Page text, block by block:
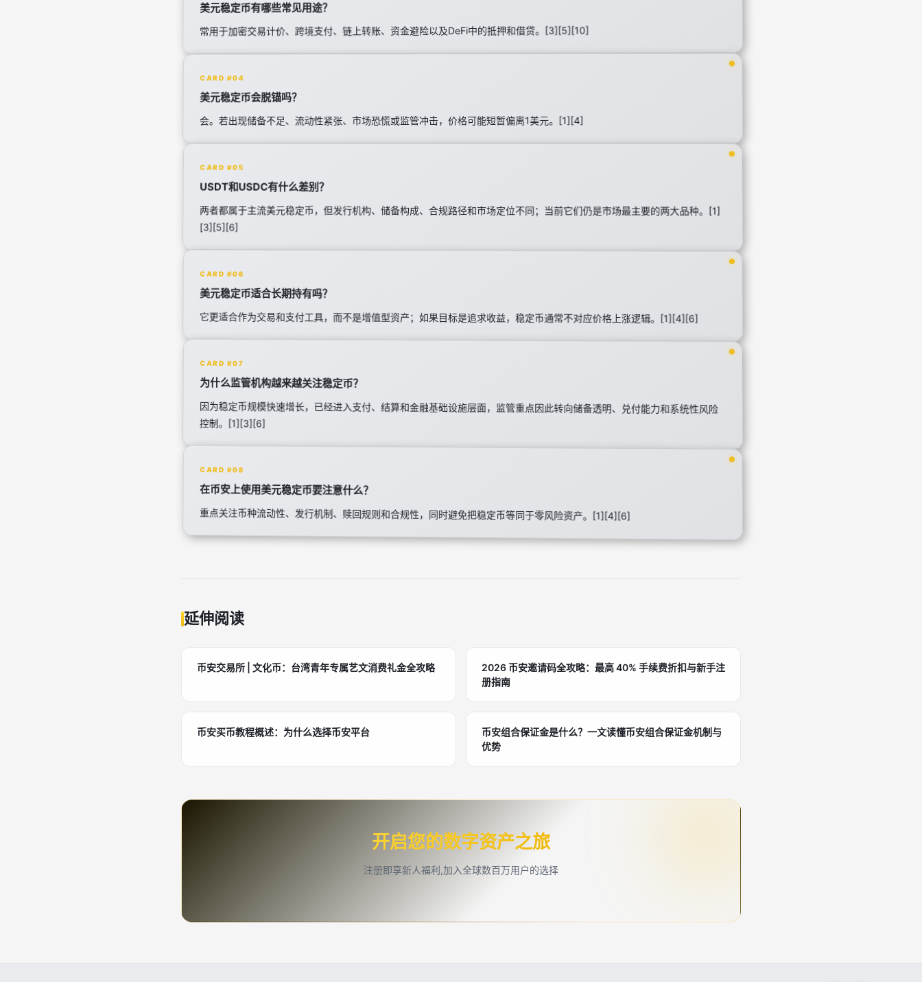
美元稳定币有哪些常见用途？
常用于加密交易计价、跨境支付、链上转账、资金避险以及DeFi中的抵押和借贷。[3][5][10]
CARD #04
美元稳定币会脱锚吗？
会。若出现储备不足、流动性紧张、市场恐慌或监管冲击，价格可能短暂偏离1美元。[1][4]
CARD #05
USDT和USDC有什么差别？
两者都属于主流美元稳定币，但发行机构、储备构成、合规路径和市场定位不同；当前它们仍是市场最主要的两大品种。[1]
[3][5][6]
CARD #06
美元稳定币适合长期持有吗？
它更适合作为交易和支付工具，而不是增值型资产；如果目标是追求收益，稳定币通常不对应价格上涨逻辑。[1][4][6]
CARD #07
为什么监管机构越来越关注稳定币？
因为稳定币规模快速增长，已经进入支付、结算和金融基础设施层面，监管重点因此转向储备透明、兑付能力和系统性风险
控制。[1][3][6]
CARD #08
在币安上使用美元稳定币要注意什么？
重点关注币种流动性、发行机制、赎回规则和合规性，同时避免把稳定币等同于零风险资产。[1][4][6]
延伸阅读
币安交易所 | 文化币：台湾青年专属艺文消费礼金全攻略
2026 币安邀请码全攻略：最高 40% 手续费折扣与新手注
册指南
币安买币教程概述：为什么选择币安平台
币安组合保证金是什么？一文读懂币安组合保证金机制与
优势
开启您的数字资产之旅
注册即享新人福利,加入全球数百万用户的选择